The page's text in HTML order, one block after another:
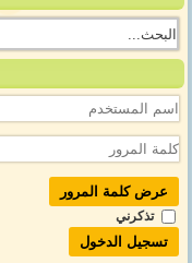
عرض كلمة المرور
تذكرني
تسجيل الدخول